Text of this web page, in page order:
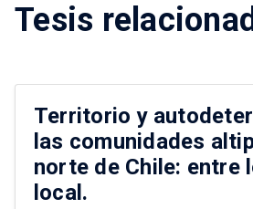
Tesis
Territorio y
las comunidades
norte de Chile: entre
local.